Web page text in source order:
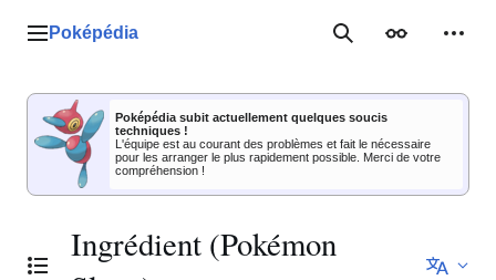
Menu principal
Poképédia RechercherApparence
Poképédia subit actuellement quelques soucis
techniques !
L'équipe est au courant des problèmes et fait le nécessaire
pour les arranger le plus rapidement possible. Merci de votre
compréhension !
Basculer la table des matières
Ingrédient (Pokémon